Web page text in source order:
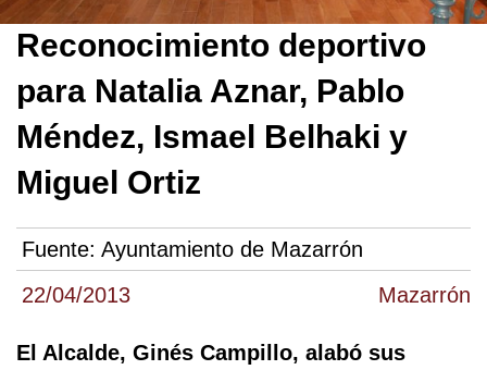
22/04/2013 Mazarrón
Reconocimiento deportivo
para Natalia Aznar, Pablo
Méndez, Ismael Belhaki y
Miguel Ortiz
Fuente: Ayuntamiento de Mazarrón
El Alcalde, Ginés Campillo, alabó sus